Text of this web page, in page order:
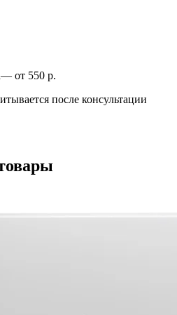
— от 550 р.
после консультации